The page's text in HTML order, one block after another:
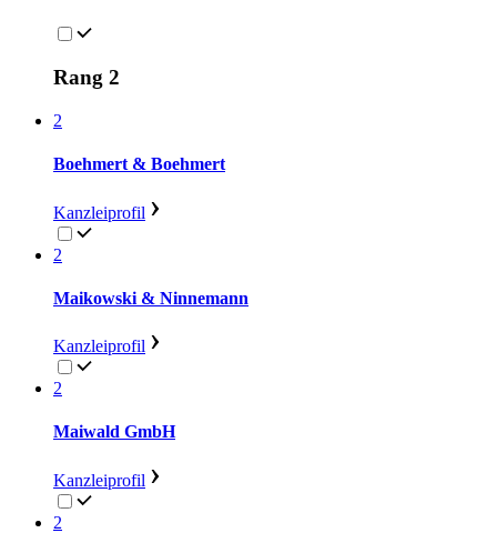
Rang 2
2
Boehmert & Boehmert
Kanzleiprofil
2
Maikowski & Ninnemann
Kanzleiprofil
2
Maiwald GmbH
Kanzleiprofil
2